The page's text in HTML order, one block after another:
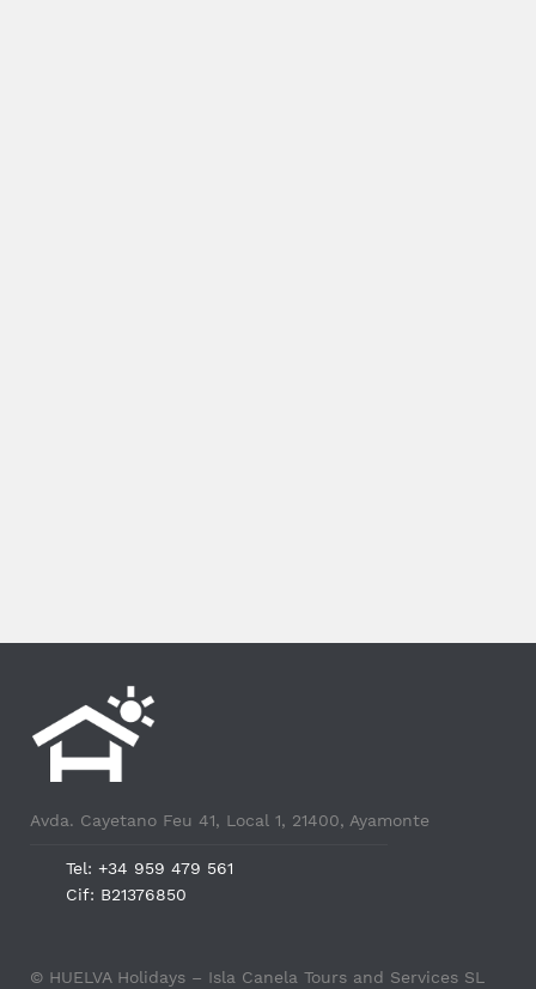
Avda. Cayetano Feu 41, Local 1, 21400, Ayamonte
Tel: +34 959 479 561
Cif: B21376850
© HUELVA Holidays – Isla Canela Tours and Services SL